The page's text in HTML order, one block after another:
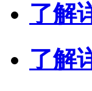
了解
了解